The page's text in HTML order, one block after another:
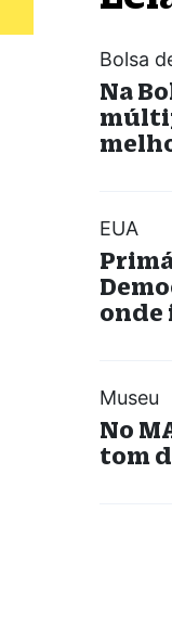
Bolsa
Na
EUA
onde
Museu
No
tom